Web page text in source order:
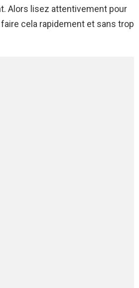
Alors lisez attentivement pour
cela rapidement et sans trop